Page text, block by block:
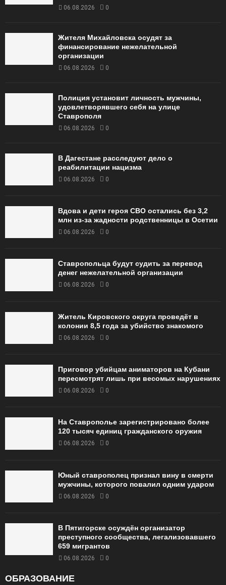
06.08.2026 0
Жителя Михайловска осудят за
финансирование нежелательной
организации
06.08.2026 0
Полиция установит личность мужчины,
удовлетворявшего себя на улице
Ставрополя
06.08.2026 0
В Дагестане расследуют дело о
реабилитации нацизма
06.08.2026 0
Вдова и дети героя СВО остались без 3,2
млн из-за жадности родственницы в Осетии
06.08.2026 0
Ставропольца будут судить за перевод
денег нежелательной организации
06.08.2026 0
Житель Кировского округа проведёт в
колонии 8,5 года за убийство знакомого
06.08.2026 0
Приговор убийцам аниматоров на Кубани
пересмотрят лишь при весомых нарушениях
06.08.2026 0
На Ставрополье зарегистрировано более
120 тысяч единиц гражданского оружия
06.08.2026 0
Юный ставрополец признал вину в смерти
мужчины, которого повалил одним ударом
06.08.2026 0
В Пятигорске осуждён организатор
преступного сообщества, легализовавшего
659 мигрантов
06.08.2026 0
ОБРАЗОВАНИЕ